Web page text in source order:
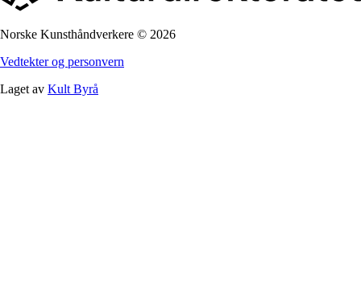
Norske Kunsthåndverkere © 2026
Vedtekter og personvern
Laget av Kult Byrå